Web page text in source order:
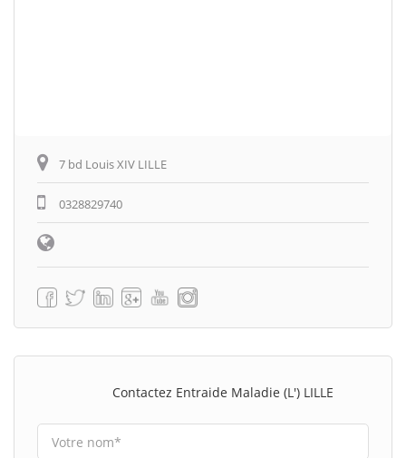
7 bd Louis XIV LILLE
0328829740
Contactez Entraide Maladie (L') LILLE